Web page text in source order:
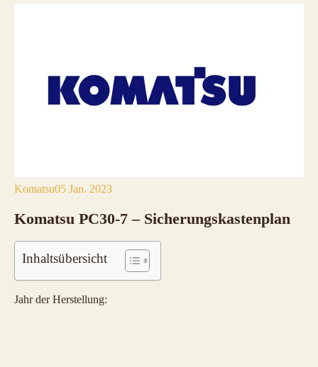
Komatsu05 Jan. 2023
Komatsu PC30-7 – Sicherungskastenplan
Inhaltsübersicht
Jahr der Herstellung: